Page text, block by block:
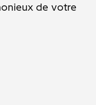
de votre